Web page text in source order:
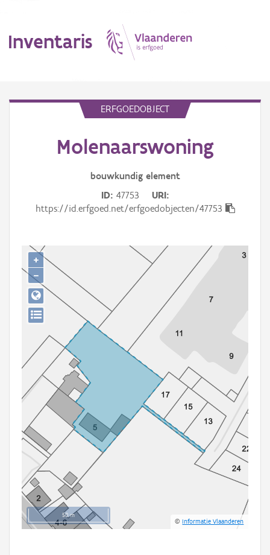
Inventaris
Gebeurtenis
Persoon of collectief
Downloads
Aanmelden
ERFGOEDOBJECT
Molenaarswoning
bouwkundig element
ID 47753
URI
https://id.erfgoed.net/erfgoedobjecten/47753
50 m
©Informatie Vlaanderen
+
−